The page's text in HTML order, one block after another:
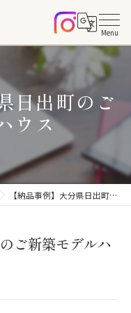
日出町のご
ウス
【納品事例】大分県日出町のご新築モデルハウス
ご新築モデルハ